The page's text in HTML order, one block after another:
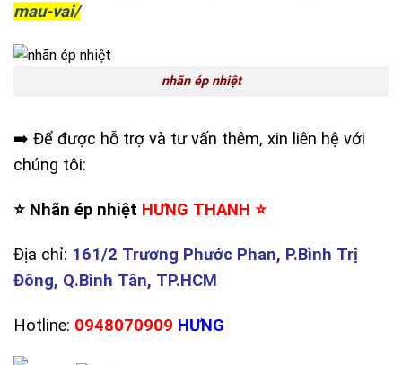
mau-vai/
nhãn ép nhiệt
➡️ Để được hỗ trợ và tư vấn thêm, xin liên hệ với
chúng tôi:
⭐️ Nhãn ép nhiệt HƯNG THANH ⭐️
Địa chỉ: 161/2 Trương Phước Phan, P.Bình Trị
Đông, Q.Bình Tân, TP.HCM
Hotline: 0948070909 HƯNG